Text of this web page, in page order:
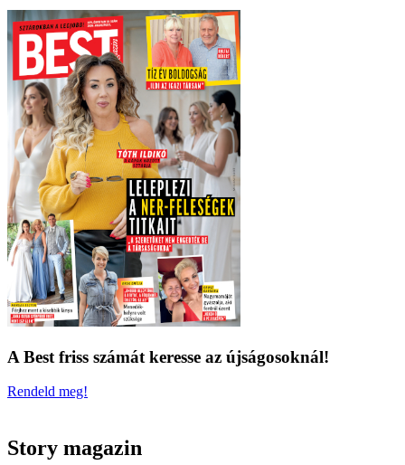
A Best friss számát keresse az újságosoknál!
Rendeld meg!
Story magazin